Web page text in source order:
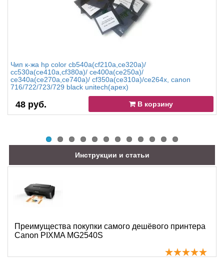
Чип к-жа hp color cb540a(cf210a,ce320a)/
cc530a(ce410a,cf380a)/ ce400a(ce250a)/
ce340a(ce270a,ce740a)/ cf350a(ce310a)/ce264x, canon
716/722/723/729 black unitech(apex)
48 руб. В корзину
Инструкции и статьи
Преимущества покупки самого дешёвого принтера
Canon PIXMA MG2540S